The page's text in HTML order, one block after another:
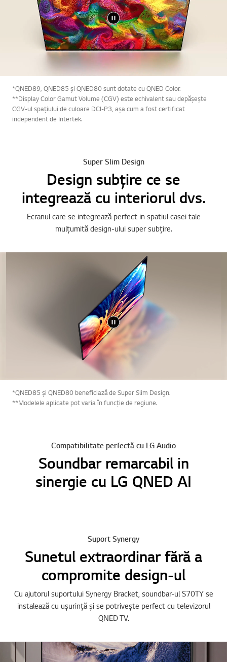
*QNED89, QNED85 și QNED80 sunt dotate cu QNED Color.
**Display Color Gamut Volume (CGV) este echivalent sau depășește
CGV-ul spațiului de culoare DCI-P3, așa cum a fost certificat
independent de Intertek.
Super Slim Design
Design subțire ce se
integrează cu interiorul dvs.
Ecranul care se integrează perfect in spatiul casei tale
mulțumită design-ului super subțire.
*QNED85 și QNED80 beneficiază de Super Slim Design.
**Modelele aplicate pot varia în funcție de regiune.
Compatibilitate perfectă cu LG Audio
Soundbar remarcabil in
sinergie cu LG QNED AI
Suport Synergy
Sunetul extraordinar fără a
compromite design-ul
Cu ajutorul suportului Synergy Bracket, soundbar-ul S70TY se
instalează cu ușurință și se potrivește perfect cu televizorul
QNED TV.